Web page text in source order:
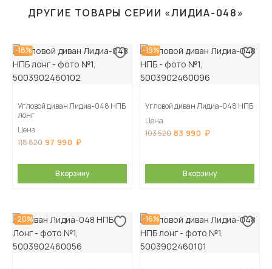
ДРУГИЕ ТОВАРЫ СЕРИИ «ЛИДИА-048»
-18%
Угловой диван Лидиа-048 НПБ
лонг
Цена
118 820 97 990
В корзину
-19%
Угловой диван Лидиа-048 НПБ
Цена
103 520 83 990
В корзину
-20% -16%